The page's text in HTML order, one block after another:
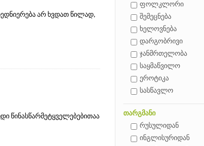
არ ხვდათ წილად,
წინასწარმეტყველებებითაა
ფოლკლორი
შემეცნება
ხელოვნება
დარგობრივი
ჯანმრთელობა
საყმაწვილო
ეროტიკა
სასწავლო
თარგმანი
რუსულიდან
ინგლისურიდან